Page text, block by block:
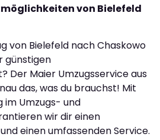
von Bielefeld
von Bielefeld nach Chaskowo
günstigen
Der Maier Umzugsservice aus
das, was du brauchst! Mit
im Umzugs- und
wir dir einen
einen umfassenden Service.